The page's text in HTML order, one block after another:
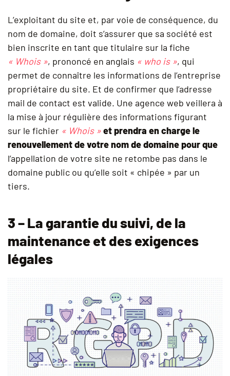
L’exploitant du site et, par voie de conséquence, du
nom de domaine, doit s’assurer que sa société est
bien inscrite en tant que titulaire sur la fiche
« Whois », prononcé en anglais « who is », qui
permet de connaître les informations de l’entreprise
propriétaire du site. Et de confirmer que l’adresse
mail de contact est valide. Une agence web veillera à
la mise à jour régulière des informations figurant
sur le fichier « Whois »et prendra en charge le
renouvellement de votre nom de domaine pour que
l’appellation de votre site ne retombe pas dans le
domaine public ou qu’elle soit « chipée » par un
tiers.
3 – La garantie du suivi, de la
maintenance et des exigences
légales